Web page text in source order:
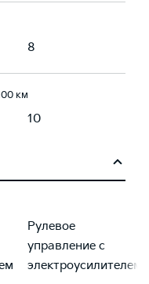
8
км
10
Рулевое
управление с
электроусилителем